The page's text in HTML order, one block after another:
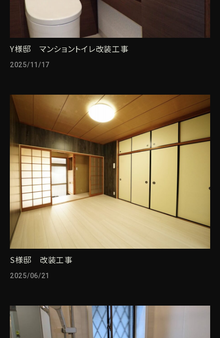
Y様邸 マンショントイレ改装工事
2025/11/17
S様邸 改装工事
2025/06/21